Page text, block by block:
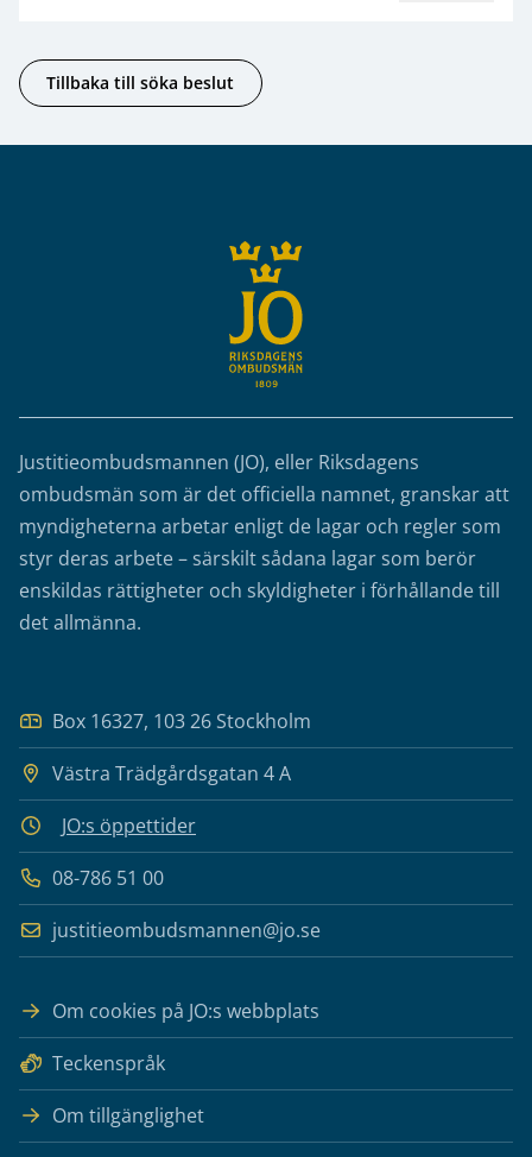
Tillbaka till söka beslut
Justitieombudsmannen (JO), eller Riksdagens
ombudsmän som är det officiella namnet, granskar att
myndigheterna arbetar enligt de lagar och regler som
styr deras arbete – särskilt sådana lagar som berör
enskildas rättigheter och skyldigheter i förhållande till
det allmänna.
Box 16327, 103 26 Stockholm
Västra Trädgårdsgatan 4 A
JO:s öppettider
08-786 51 00
justitieombudsmannen@jo.se
Om cookies på JO:s webbplats
Teckenspråk
Om tillgänglighet